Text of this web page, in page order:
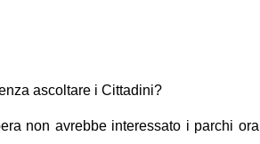
ascoltare i Cittadini?
non avrebbe interessato i parchi